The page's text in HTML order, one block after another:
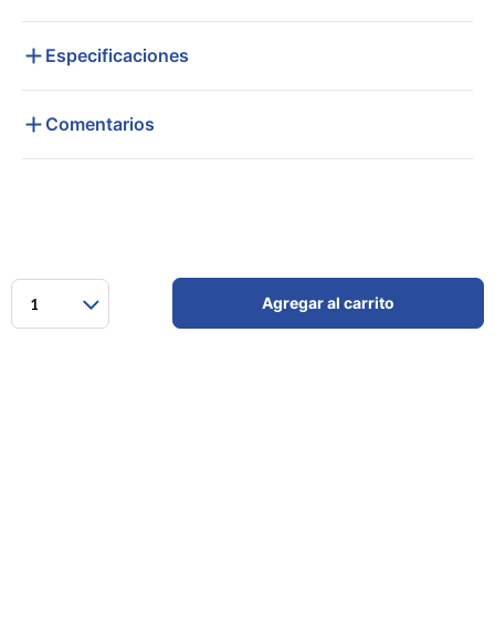
1 Agregar al carrito
Especificaciones
Comentarios